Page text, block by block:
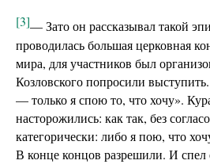
[3]— Зато он рассказывал такой
проводилась большая церковная
мира, для участников был
Козловского попросили
— только я спою то, что хочу».
насторожились: как так, без
категорически: либо я пою, что
В конце концов разрешили. И